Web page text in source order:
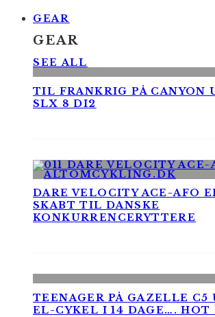
GEAR
GEAR
SEE ALL
TIL FRANKRIG PÅ CANYON
SLX 8 DI2
DARE VELOCITY ACE-AFO
SKABT TIL DANSKE
KONKURRENCERYTTERE
TEENAGER PÅ GAZELLE C5
EL-CYKEL I 14 DAGE…. HOT